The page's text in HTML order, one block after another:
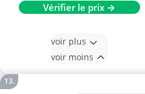
Vérifier le prix →
voir plus
voir moins